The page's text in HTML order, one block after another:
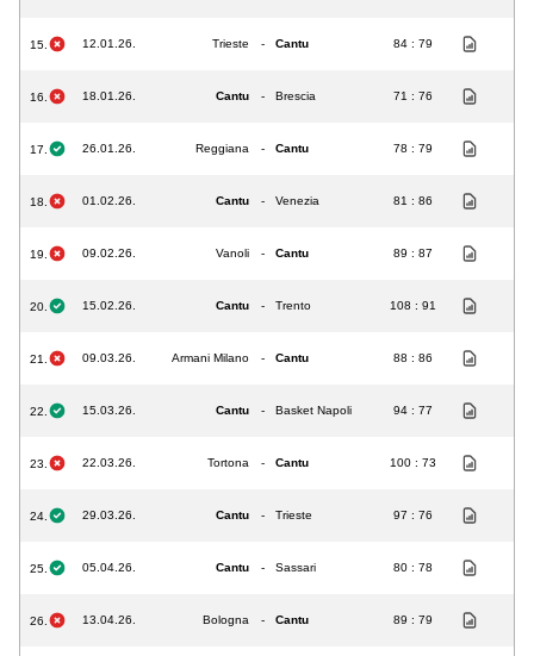
15. 12.01.26. Trieste - Cantu 84 : 79
16. 18.01.26. Cantu - Brescia 71 : 76
17. 26.01.26. Reggiana - Cantu 78 : 79
18. 01.02.26. Cantu - Venezia 81 : 86
19. 09.02.26. Vanoli - Cantu 89 : 87
20. 15.02.26. Cantu - Trento 108 : 91
21. 09.03.26. Armani Milano - Cantu 88 : 86
22. 15.03.26. Cantu - Basket Napoli 94 : 77
23. 22.03.26. Tortona - Cantu 100 : 73
24. 29.03.26. Cantu - Trieste 97 : 76
25. 05.04.26. Cantu - Sassari 80 : 78
26. 13.04.26. Bologna - Cantu 89 : 79